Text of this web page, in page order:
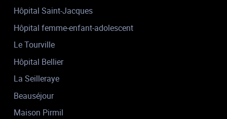
Hôpital Saint-Jacques
Hôpital femme-enfant-adolescent
Le Tourville
Hôpital Bellier
La Seilleraye
Beauséjour
Maison Pirmil